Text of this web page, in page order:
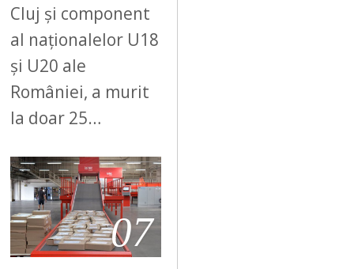
Cluj și component
al naționalelor U18
și U20 ale
României, a murit
la doar 25…
07